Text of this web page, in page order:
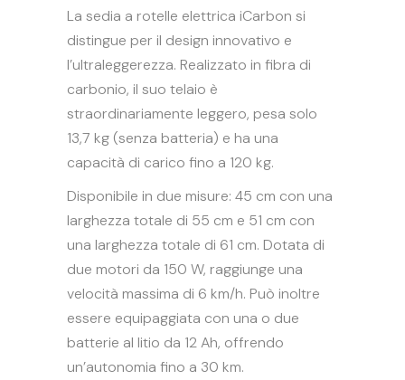
La sedia a rotelle elettrica iCarbon si
distingue per il design innovativo e
l’ultraleggerezza. Realizzato in fibra di
carbonio, il suo telaio è
straordinariamente leggero, pesa solo
13,7 kg (senza batteria) e ha una
capacità di carico fino a 120 kg.
Disponibile in due misure: 45 cm con una
larghezza totale di 55 cm e 51 cm con
una larghezza totale di 61 cm. Dotata di
due motori da 150 W, raggiunge una
velocità massima di 6 km/h. Può inoltre
essere equipaggiata con una o due
batterie al litio da 12 Ah, offrendo
un’autonomia fino a 30 km.